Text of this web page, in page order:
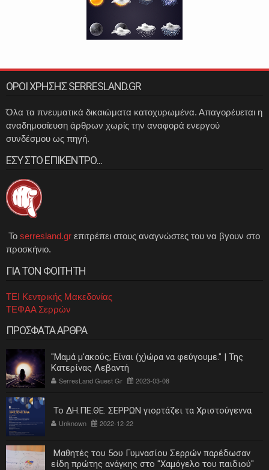
ΟΡΟΙ ΧΡΗΣΗΣ SERRESLAND.GR
Όλα τα πνευματικά δικαιώματα κατοχυρωμένα. Απαγορέυεται η
αναδημοσίευση άρθρων χωρίς την αναφορά ενεργού
συνδέσμου ως πηγή.
ΕΣΥ ΣΤΟ ΕΠΙΚΕΝΤΡΟ...
Το serresland.gr επιτρέπει στους αναγνώστες του να βγουν στο
προσκήνιο.
ΓΙΑ ΤΟΝ ΦΟΙΤΗΤΗ
ΤΕΙ Κεντρικής Μακεδονίας
ΤΕΦΑΑ Σερρών
ΠΡΟΣΦΑΤΑ ΑΡΘΡΑ
"Μαμά μ'ακούς; Είναι (χ)ώρα να φεύγουμε." | Της
Κατερίνας Λεβαντή
SerresLand Guest Gr 2023-03-08
Το ΔΗ.ΠΕ.ΘΕ. ΣΕΡΡΩΝ γιορτάζει τα Χριστούγεννα
Unknown 2022-12-22
Μαθητές του 5ου Γυμνασίου Σερρών παρέδωσαν
είδη πρώτης ανάγκης στο "Χαμόγελο του παιδιού"